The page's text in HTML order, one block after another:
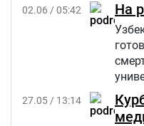
02.06 / 05:42 На
27.05 / 13:14